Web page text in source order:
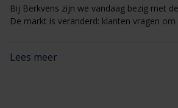
Bij Berkvens zijn we vandaag bezig met
De markt is veranderd: klanten vragen
slimme investeringen in machines en
Lees meer